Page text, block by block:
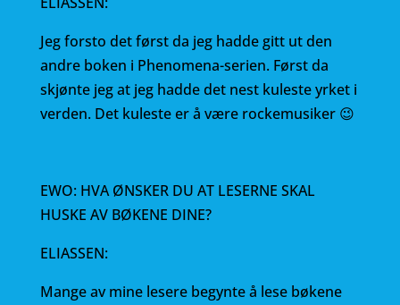
Jeg forsto det først da jeg hadde gitt ut den
andre boken i Phenomena-serien. Først da
skjønte jeg at jeg hadde det nest kuleste yrket i
verden. Det kuleste er å være rockemusiker 😉
EWO: HVA ØNSKER DU AT LESERNE SKAL
HUSKE AV BØKENE DINE?
ELIASSEN:
Mange av mine lesere begynte å lese bøkene